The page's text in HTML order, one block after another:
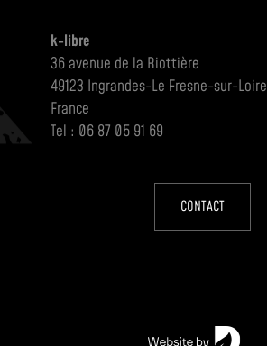
k-libre
36 avenue de la Riottière
49123 Ingrandes-Le Fresne-sur-Loire
France
Tel : 06 87 05 91 69
CONTACT